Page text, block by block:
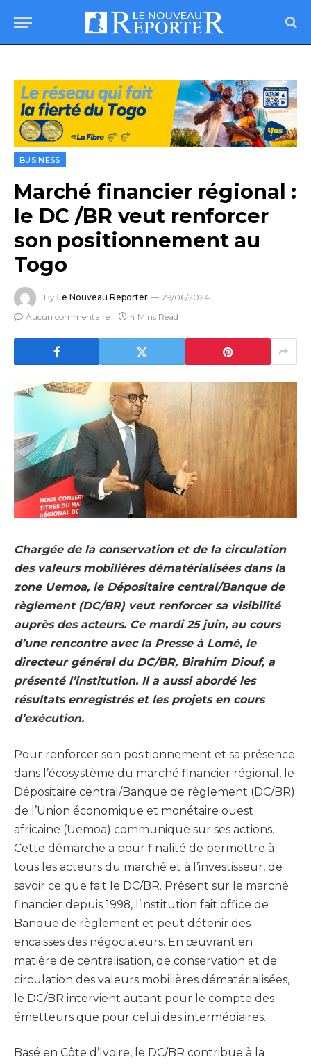
BUSINESS
Marché financier régional :
le DC /BR veut renforcer
son positionnement au
Togo
By Le Nouveau Reporter
29/06/2024
Aucun commentaire
4 Mins Read
Chargée de la conservation et de la circulation
des valeurs mobilières dématérialisées dans la
zone Uemoa, le Dépositaire central/Banque de
règlement (DC/BR) veut renforcer sa visibilité
auprès des acteurs. Ce mardi 25 juin, au cours
d’une rencontre avec la Presse à Lomé, le
directeur général du DC/BR, Birahim Diouf, a
présenté l’institution. Il a aussi abordé les
résultats enregistrés et les projets en cours
d’exécution.
Pour renforcer son positionnement et sa présence
dans l’écosystème du marché financier régional, le
Dépositaire central/Banque de règlement (DC/BR)
de l’Union économique et monétaire ouest
africaine (Uemoa) communique sur ses actions.
Cette démarche a pour finalité de permettre à
tous les acteurs du marché et à l’investisseur, de
savoir ce que fait le DC/BR. Présent sur le marché
financier depuis 1998, l’institution fait office de
Banque de règlement et peut détenir des
encaisses des négociateurs. En œuvrant en
matière de centralisation, de conservation et de
circulation des valeurs mobilières dématérialisées,
le DC/BR intervient autant pour le compte des
émetteurs que pour celui des intermédiaires.
Basé en Côte d’Ivoire, le DC/BR contribue à la